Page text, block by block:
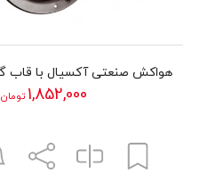
1,852,000 تومان